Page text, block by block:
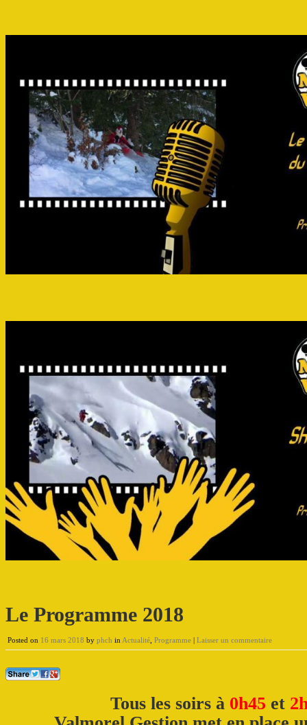
Le Programme 2018
Posted on 16 mars 2018 by phch in Actualité Programme | Laisser un commentaire
Tous les soirs à 0h45 et